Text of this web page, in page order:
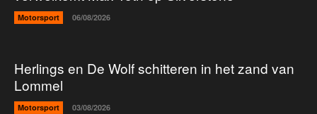
Motorsport 06/08/2026
Herlings en De Wolf schitteren in het zand van
Lommel
Motorsport 03/08/2026